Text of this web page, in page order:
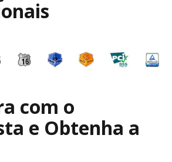
com o
e Obtenha a